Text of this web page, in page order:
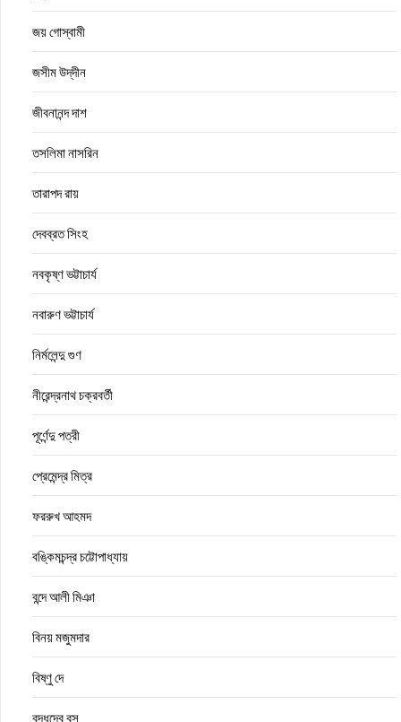
জয় গোস্বামী
জসীম উদ্‌দীন
জীবনানন্দ দাশ
তসলিমা নাসরিন
তারাপদ রায়
দেবব্রত সিংহ
নবকৃষ্ণ ভট্টাচার্য
নবারুণ ভট্টাচার্য
নির্মলেন্দু গুণ
নীরেন্দ্রনাথ চক্রবর্তী
পূর্ণেন্দু পত্রী
প্রেমেন্দ্র মিত্র
ফররুখ আহমদ
বঙ্কিমচন্দ্র চট্টোপাধ্যায়
বন্দে আলী মিঞা
বিনয় মজুমদার
বিষ্ণু দে
বুদ্ধদেব বসু